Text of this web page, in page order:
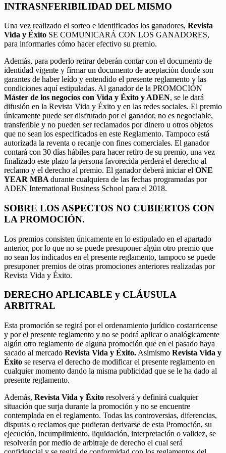
INTRASNFERIBILIDAD DEL MISMO
Una vez realizado el sorteo e identificados los ganadores, Revista
Vida y Éxito SE COMUNICARÁ CON LOS GANADORES,
para informarles cómo hacer efectivo su premio.
Además, para poderlo retirar deberán contar con el documento de
identidad vigente y firmar un documento de aceptación donde son
garantes de haber leído y entendido el presente reglamento y las
condiciones aquí estipuladas. Al ganador de la PROMOCIÓN
Máster de los negocios con Vida y Éxito y ADEN, se le dará
difusión en la Revista Vida y Éxito y en las redes sociales. El premio
únicamente puede ser disfrutado por el ganador, no es negociable,
transferible y no pueden ser reclamados por dinero u otros objetos
que no sean los especificados en este Reglamento. Tampoco está
autorizada la reventa o recanje con fines comerciales. El ganador
contará con 30 días hábiles para hacer retiro de su premio, una vez
finalizado este plazo la persona favorecida perderá el derecho al
reclamo y el derecho al premio. El ganador deberá iniciar el ONE
YEAR MBA durante cualquiera de las fechas programadas por
ADEN International Business School para el 2018.
SOBRE LOS ASPECTOS NO CUBIERTOS CON
LA PROMOCIÓN.
Los premios consisten únicamente en lo estipulado en el apartado
anterior, por lo que no se puede presuponer algún otro premio que
no sean los indicados en el presente reglamento, tampoco se puede
presuponer premios de otras promociones anteriores realizadas por
Revista Vida y Éxito.
DERECHO APLICABLE y CLÁUSULA
ARBITRAL
Esta promoción se regirá por el ordenamiento jurídico costarricense
y por el presente reglamento y no se podrá aplicar o analógicamente
algún otro reglamento de alguna promoción que en el pasado haya
sacado al mercado Revista Vida y Éxito. Asimismo Revista Vida y
Éxito se reserva el derecho de modificar el presente reglamento en
cualquier momento dando la misma publicidad que se le ha dado al
presente reglamento.
Además, Revista Vida y Éxito resolverá y definirá cualquier
situación que surja durante la promoción y no se encuentre
contemplada en el reglamento. Todas las controversias, diferencias,
disputas o reclamos que pudieran derivarse de esta Promoción, su
ejecución, incumplimiento, liquidación, interpretación o validez, se
resolverán por medio de arbitraje de derecho el cual será